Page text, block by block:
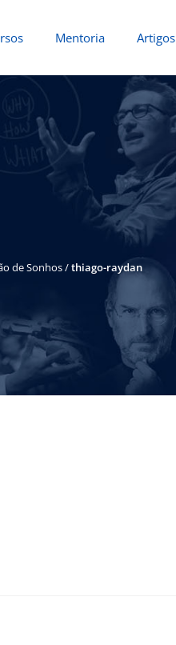
Mentoria Artigos
de Sonhos/thiago-raydan